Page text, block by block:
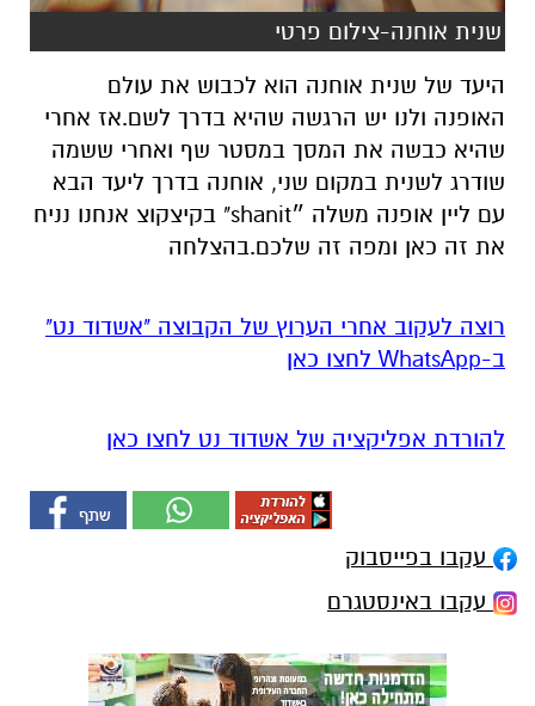
שנית אוחנה-צילום פרטי
היעד של שנית אוחנה הוא לכבוש את עולם
האופנה ולנו יש הרגשה שהיא בדרך לשם.אז אחרי
שהיא כבשה את המסך במסטר שף ואחרי ששמה
שודרג לשנית במקום שני, אוחנה בדרך ליעד הבא
עם ליין אופנה משלה ״shanit" בקיצקוצ אנחנו נניח
את זה כאן ומפה זה שלכם.בהצלחה
רוצה לעקוב אחרי הערוץ של הקבוצה "אשדוד נט"
ב-WhatsApp לחצו כאן
להורדת אפליקציה של אשדוד נט לחצו כאן
עקבו בפייסבוק
עקבו באינסטגרם